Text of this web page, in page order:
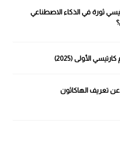
ثورة في الذكاء الاصطناعي
الأولى (2025)
تعريف الهاكاثون